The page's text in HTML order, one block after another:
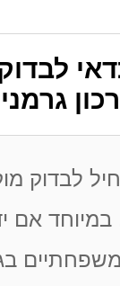
לבדוק
אם